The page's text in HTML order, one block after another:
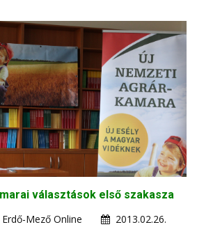
választások első szakasza
Mező Online
2013.02.26.